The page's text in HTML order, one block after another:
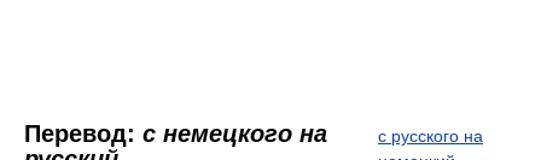
Перевод: с немецкого на
с русского на